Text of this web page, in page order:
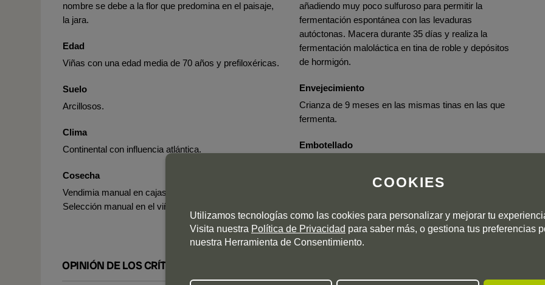
nombre se debe a la flor que predomina en el paisaje,
la jara.
Edad
Viñas con una edad media de 70 años y prefiloxéricas.
Suelo
Arcillosos.
Clima
Continental con influencia atlántica.
Cosecha
Vendimia manual en cajas de 15 kilogramos.
Selección manual en el viñedo.
añadiendo muy poco sulfuroso para permitir la
fermentación espontánea con las levaduras
autóctonas. Macera durante 35 días y realiza la
fermentación maloláctica en tina de roble y depósitos
de hormigón.
Envejecimiento
Crianza de 9 meses en las mismas tinas en las que
fermenta.
Embotellado
OPINIÓN DE LOS CRÍTICOS
COOKIES
Utilizamos tecnologías como las cookies para personalizar y mejorar tu
Visita nuestra Política de Privacidad para saber más, o gestiona tus preferencias
nuestra Herramienta de Consentimiento.